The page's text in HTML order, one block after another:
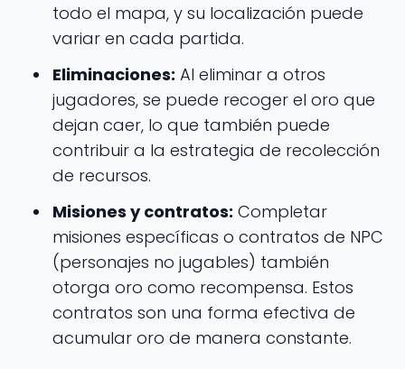
todo el mapa, y su localización puede
variar en cada partida.
Eliminaciones: Al eliminar a otros
jugadores, se puede recoger el oro que
dejan caer, lo que también puede
contribuir a la estrategia de recolección
de recursos.
Misiones y contratos: Completar
misiones específicas o contratos de NPC
(personajes no jugables) también
otorga oro como recompensa. Estos
contratos son una forma efectiva de
acumular oro de manera constante.